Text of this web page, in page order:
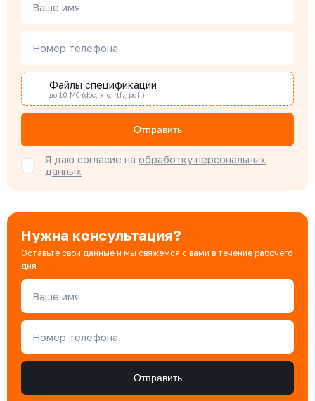
Наталья Гомонова
Бондарюк Евгения
Специалист отдела продаж
Ваше имя
Номер телефона
Файлы спецификации
до 10 Мб (doc, xis, rtf., pdf.)
Отправить
Я даю согласие на обработку персональных
данных
Нужна консультация?
Оставьте свои данные и мы свяжемся с вами в течение рабочего
дня
Ваше имя
Номер телефона
Отправить